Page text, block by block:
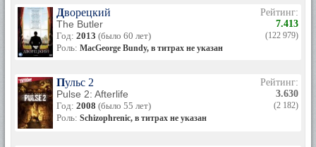
Дворецкий
The Butler
Год: 2013 (было 60 лет)
Роль: MacGeorge Bundy, в титрах не указан
Рейтинг:
7.413
(122 979)
Пульс 2
Pulse 2: Afterlife
Год: 2008 (было 55 лет)
Роль: Schizophrenic, в титрах не указан
Рейтинг:
3.630
(2 182)